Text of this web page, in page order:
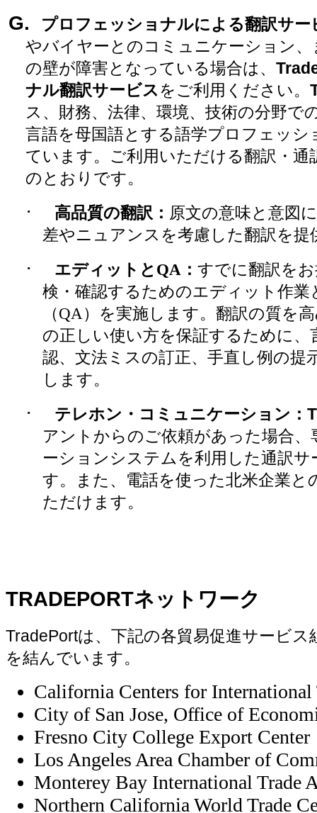
G.
プロフェッショナルによる翻訳サー
やバイヤーとのコミュニケーション
の壁が障害となっている場合は、
ナル翻訳サービスをご利用ください。
ス、財務、法律、環境、技術の分野で
言語を母国語とする語学プロフェッ
ています。ご利用いただける翻訳・通
のとおりです。
· 高品質の翻訳： 原文の意味と意図
差やニュアンスを考慮した翻訳を提
· エディットとQA： すでに翻訳を
検・確認するためのエディット作業
（QA） を実施します。翻訳の質を
の正しい使い方を保証するために、
認、文法ミスの訂正、手直し例の提
します。
· テレホン・コミュニケーション：
アントからのご依頼があった場合、
ーションシステムを利用した通訳
す。また、電話を使った北米企業と
ただけます。
TRADEPORTネットワーク
TradePortは、下記の各貿易促進サービ
を結んでいます。
California Centers for
City of San Jose, Office of
Fresno City College Export Center
Los Angeles Area Chamber of
Monterey Bay International Trade
Northern California World Trade